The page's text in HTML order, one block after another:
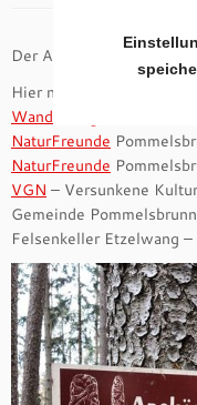
Der Archäologische
Hier noch ein paar Links
Wanderblog Franken
NaturFreunde
NaturFreunde
VGN – Versunkene
Gemeinde
Felsenkeller Etzelwang –